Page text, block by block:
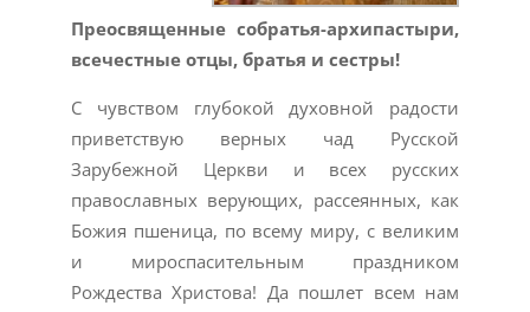
Преосвященные собратья-архипастыри,
всечестные отцы, братья и сестры!
С чувством глубокой духовной радости
приветствую верных чад Русской
Зарубежной Церкви и всех русских
православных верующих, рассеянных, как
Божия пшеница, по всему миру, с великим
и мироспасительным праздником
Рождества Христова! Да пошлет всем нам